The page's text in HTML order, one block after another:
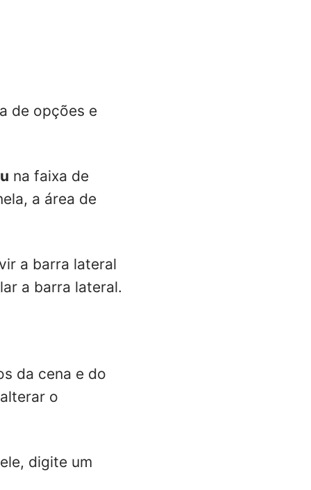
de opções e
na faixa de
a área de
a barra lateral
a barra lateral.
da cena e do
o
digite um